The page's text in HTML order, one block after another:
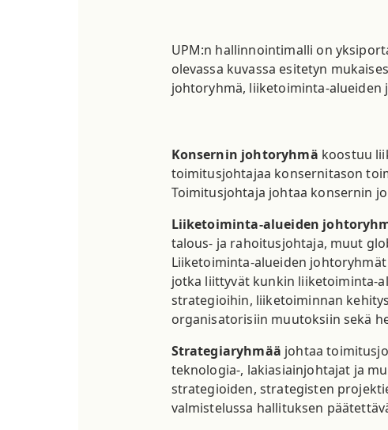
UPM:n hallinnointimalli on
olevassa kuvassa esitetyn
johtoryhmä, liiketoiminta-
Konsernin johtoryhmä koostuu
toimitusjohtajaa konsernitason
Toimitusjohtaja johtaa konsernin
Liiketoiminta-alueiden
talous- ja rahoitusjohtaja, muut
Liiketoiminta-alueiden
jotka liittyvät kunkin liiketoiminta-
strategioihin, liiketoiminnan
organisatorisiin muutoksiin sekä
Strategiaryhmää johtaa
teknologia-, lakiasiainjohtajat ja
strategioiden, strategisten
valmistelussa hallituksen